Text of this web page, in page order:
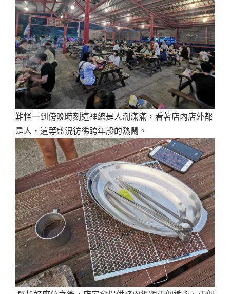
難怪一到傍晚時刻這裡總是人潮滿滿，看著店內店外都
是人，這等盛況彷彿跨年般的熱鬧。